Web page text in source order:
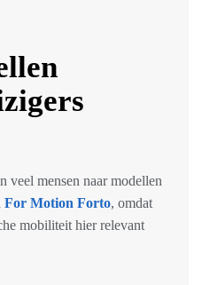
veel mensen naar modellen
For Motion Forto, omdat
mobiliteit hier relevant